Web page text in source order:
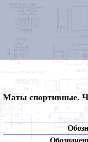
Маты спортивные.